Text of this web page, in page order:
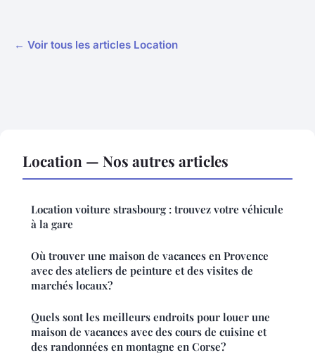
← Voir tous les articles Location
Location — Nos autres articles
Location voiture strasbourg : trouvez votre véhicule
à la gare
Où trouver une maison de vacances en Provence
avec des ateliers de peinture et des visites de
marchés locaux?
Quels sont les meilleurs endroits pour louer une
maison de vacances avec des cours de cuisine et
des randonnées en montagne en Corse?